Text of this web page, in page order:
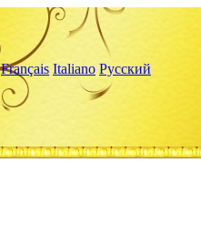
Français Italiano Русский